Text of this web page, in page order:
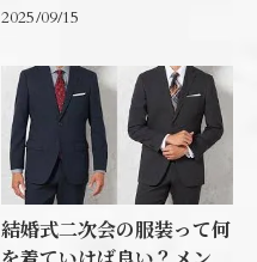
2025/09/15
結婚式二次会の服装って何